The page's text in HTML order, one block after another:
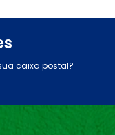
caixa postal?